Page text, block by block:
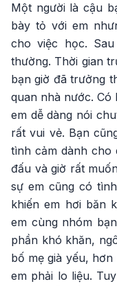
Một người là cậu
bày tỏ với em
cho việc học.
thường. Thời gian
bạn giờ đã trưởng
quan nhà nước. Có
em dễ dàng nói
rất vui vẻ. Bạn
tình cảm dành cho
đấu và giờ rất
sự em cũng có
khiến em hơi băn
em cùng nhóm
phần khó khăn,
bố mẹ già yếu,
em phải lo liệu.